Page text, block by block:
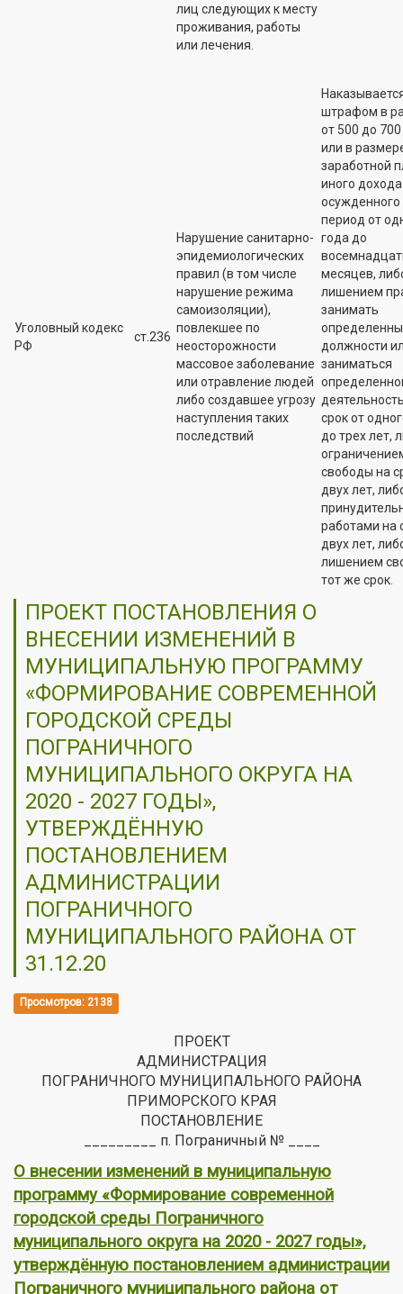
лиц следующих к месту
проживания, работы
или лечения.
Уголовный кодекс
РФ
ст.236
Нарушение санитарно-
эпидемиологических
правил (в том числе
нарушение режима
самоизоляции),
повлекшее по
неосторожности
массовое заболевание
или отравление людей
либо создавшее угрозу
наступления таких
последствий
штрафом в
от 500 до 700
или в
заработной
иного дохода
осужденного
период от
года до
месяцев,
лишением
занимать
должности
заниматься
срок от
до трех лет,
свободы на
двух лет,
работами на
двух лет,
лишением
тот же срок.
ПРОЕКТ ПОСТАНОВЛЕНИЯ О
ВНЕСЕНИИ ИЗМЕНЕНИЙ В
МУНИЦИПАЛЬНУЮ ПРОГРАММУ
«ФОРМИРОВАНИЕ СОВРЕМЕННОЙ
ГОРОДСКОЙ СРЕДЫ
ПОГРАНИЧНОГО
МУНИЦИПАЛЬНОГО ОКРУГА НА
2020 - 2027 ГОДЫ»,
УТВЕРЖДЁННУЮ
ПОСТАНОВЛЕНИЕМ
АДМИНИСТРАЦИИ
ПОГРАНИЧНОГО
МУНИЦИПАЛЬНОГО РАЙОНА ОТ
31.12.20
Просмотров: 2138
ПРОЕКТ
АДМИНИСТРАЦИЯ
ПОГРАНИЧНОГО МУНИЦИПАЛЬНОГО РАЙОНА
ПРИМОРСКОГО КРАЯ
ПОСТАНОВЛЕНИЕ
_________ п. Пограничный № ____
О внесении изменений в муниципальную
программу «Формирование современной
городской среды Пограничного
муниципального округа на 2020 - 2027 годы»,
утверждённую постановлением администрации
Пограничного муниципального района от